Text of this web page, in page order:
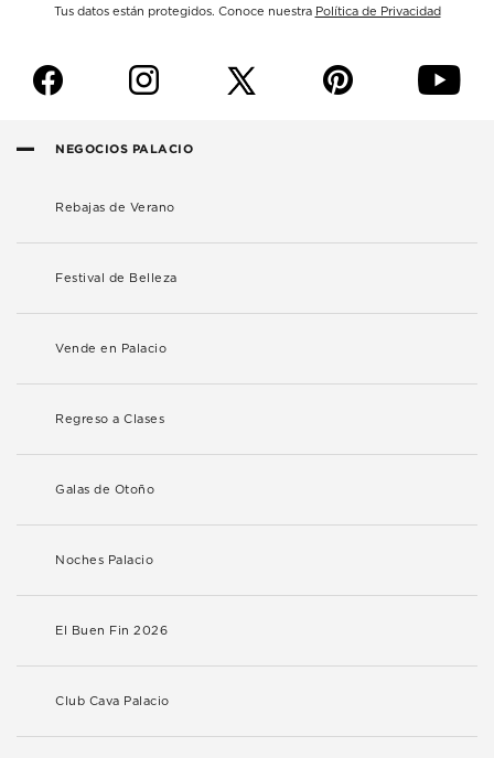
Tus datos están protegidos. Conoce nuestra Política de Privacidad
f i p y
NEGOCIOS PALACIO
Rebajas de Verano
Festival de Belleza
Vende en Palacio
Regreso a Clases
Galas de Otoño
Noches Palacio
El Buen Fin 2026
Club Cava Palacio